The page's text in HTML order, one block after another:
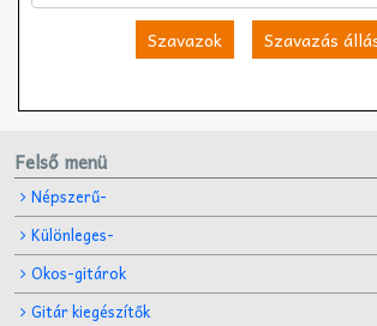
Szavazok Szavazás
Felső menü
Népszerű-
Különleges-
Okos-gitárok
Gitár kiegészítők